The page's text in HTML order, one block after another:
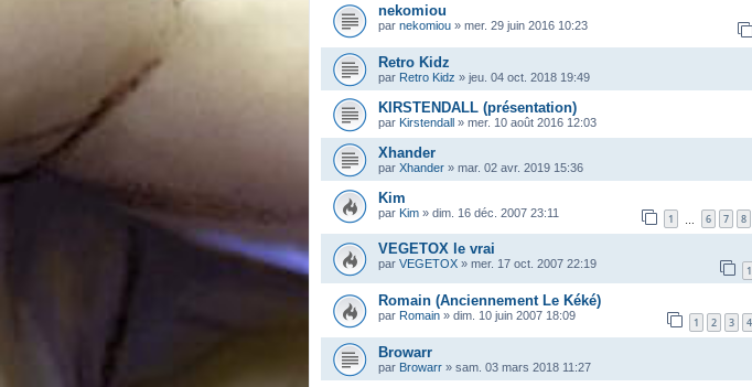
nekomiou
par nekomiou » mer. 29 juin 2016 10:23
Retro Kidz
par Retro Kidz » jeu. 04 oct. 2018 19:49
KIRSTENDALL (présentation)
par Kirstendall » mer. 10 août 2016 12:03
Xhander
par Xhander » mar. 02 avr. 2019 15:36
Kim
par Kim » dim. 16 déc. 2007 23:11 1 6 7 8
VEGETOX le vrai
par VEGETOX » mer. 17 oct. 2007 22:19 1
Romain (Anciennement Le Kéké)
par Romain » dim. 10 juin 2007 18:09 1 2 3 4
Browarr
par Browarr » sam. 03 mars 2018 11:27